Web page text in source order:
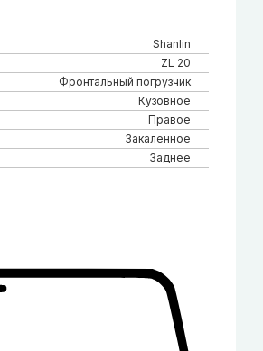
Shanlin
ZL 20
Фронтальный погрузчик
Кузовное
Правое
Закаленное
Заднее